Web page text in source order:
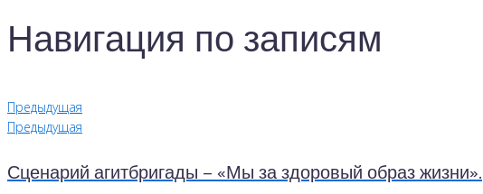
Навигация по записям
Предыдущая
Предыдущая
Сценарий агитбригады – «Мы за здоровый образ жизни».